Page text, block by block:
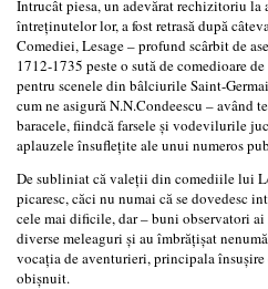
Întrucât piesa, un adevărat rechizitoriu la
întreţinutelor lor, a fost retrasă după
Comediei, Lesage – profund scârbit de
1712-1735 peste o sută de comedioare
pentru scenele din bâlciurile Saint-
cum ne asigură N.N.Condeescu – având
baracele, fiindcă farsele şi vodevilurile
aplauzele însufleţite ale unui numeros
De subliniat că valeţii din comediile lui
picaresc, căci nu numai că se dovedesc
cele mai dificile, dar – buni observatori
diverse meleaguri şi au îmbrăţişat
vocaţia de aventurieri, principala
obişnuit.